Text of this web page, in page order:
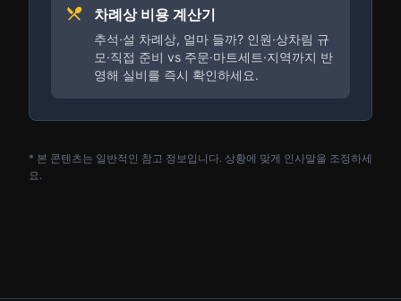
차례상 비용 계산기
추석·설 차례상, 얼마 들까? 인원·상차림 규
모·직접 준비 vs 주문·마트세트·지역까지 반
영해 실비를 즉시 확인하세요.
* 본 콘텐츠는 일반적인 참고 정보입니다. 상황에 맞게 인사말을 조정하세
요.